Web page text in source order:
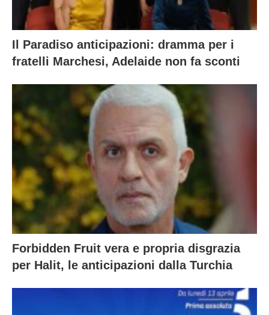
Il Paradiso anticipazioni: dramma per i
fratelli Marchesi, Adelaide non fa sconti
Forbidden Fruit vera e propria disgrazia
per Halit, le anticipazioni dalla Turchia